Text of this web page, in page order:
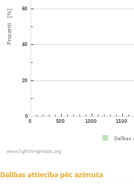
Dalības attiecība pēc azimuta